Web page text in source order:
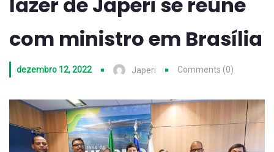
com ministro em Brasília
dezembro 12, 2022 Japeri Comments (0)